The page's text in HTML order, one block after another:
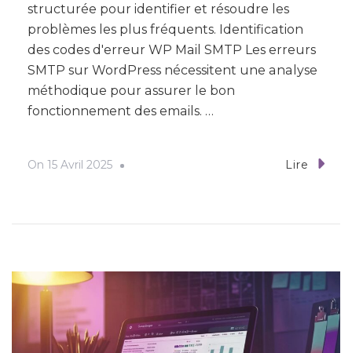
structurée pour identifier et résoudre les
problèmes les plus fréquents. Identification
des codes d'erreur WP Mail SMTP Les erreurs
SMTP sur WordPress nécessitent une analyse
méthodique pour assurer le bon
fonctionnement des emails. …
On 15 Avril 2025 Lire